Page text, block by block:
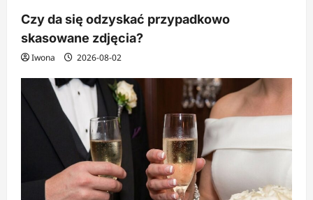
Czy da się odzyskać przypadkowo
skasowane zdjęcia?
Iwona 2026-08-02